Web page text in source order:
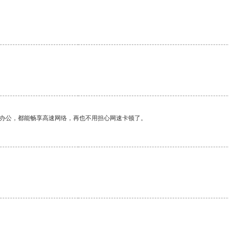
，都能畅享高速网络，再也不用担心网速卡顿了。